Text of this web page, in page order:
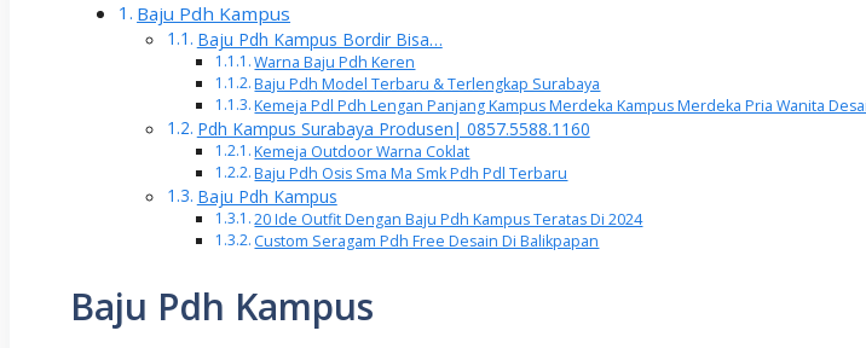
Baju Pdh Kampus
Baju Pdh Kampus Bordir Bisa…
Warna Baju Pdh Keren
Baju Pdh Model Terbaru & Terlengkap Surabaya
Kemeja Pdl Pdh Lengan Panjang Kampus Merdeka Kampus Merdeka Pria Wanita
Pdh Kampus Surabaya Produsen| 0857.5588.1160
Kemeja Outdoor Warna Coklat
Baju Pdh Osis Sma Ma Smk Pdh Pdl Terbaru
Baju Pdh Kampus
20 Ide Outfit Dengan Baju Pdh Kampus Teratas Di 2024
Custom Seragam Pdh Free Desain Di Balikpapan
Baju Pdh Kampus